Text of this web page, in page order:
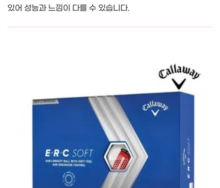
있어 성능과 느낌이 다를 수 있습니다.